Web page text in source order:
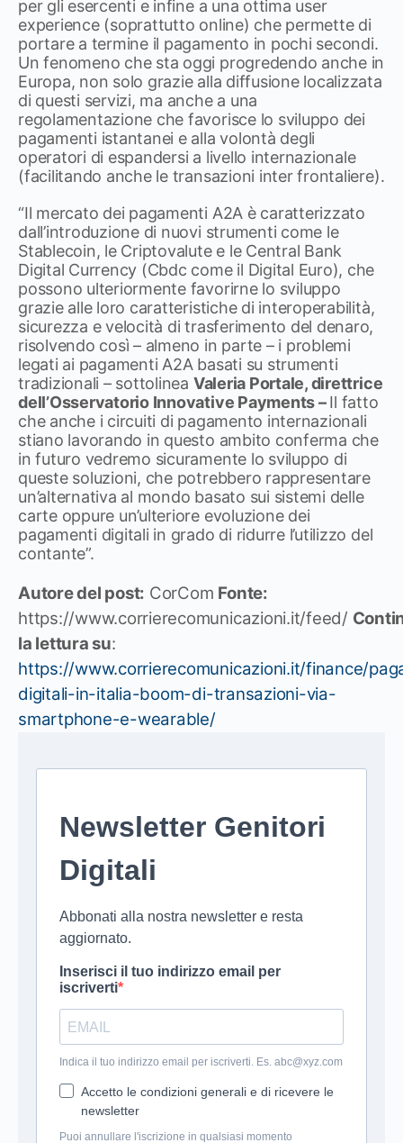
per gli esercenti e infine a una ottima user
experience (soprattutto online) che permette di
portare a termine il pagamento in pochi secondi.
Un fenomeno che sta oggi progredendo anche in
Europa, non solo grazie alla diffusione localizzata
di questi servizi, ma anche a una
regolamentazione che favorisce lo sviluppo dei
pagamenti istantanei e alla volontà degli
operatori di espandersi a livello internazionale
(facilitando anche le transazioni inter frontaliere).
“Il mercato dei pagamenti A2A è caratterizzato
dall’introduzione di nuovi strumenti come le
Stablecoin, le Criptovalute e le Central Bank
Digital Currency (Cbdc come il Digital Euro), che
possono ulteriormente favorirne lo sviluppo
grazie alle loro caratteristiche di interoperabilità,
sicurezza e velocità di trasferimento del denaro,
risolvendo così – almeno in parte – i problemi
legati ai pagamenti A2A basati su strumenti
tradizionali – sottolinea Valeria Portale, direttrice
dell’Osservatorio Innovative Payments –Il fatto
che anche i circuiti di pagamento internazionali
stiano lavorando in questo ambito conferma che
in futuro vedremo sicuramente lo sviluppo di
queste soluzioni, che potrebbero rappresentare
un’alternativa al mondo basato sui sistemi delle
carte oppure un’ulteriore evoluzione dei
pagamenti digitali in grado di ridurre l’utilizzo del
contante”.
Autore del post: CorCom Fonte:
https://www.corrierecomunicazioni.it/feed/
la lettura su:
https://www.corrierecomunicazioni.it/finance/
digitali-in-italia-boom-di-transazioni-via-
smartphone-e-wearable/